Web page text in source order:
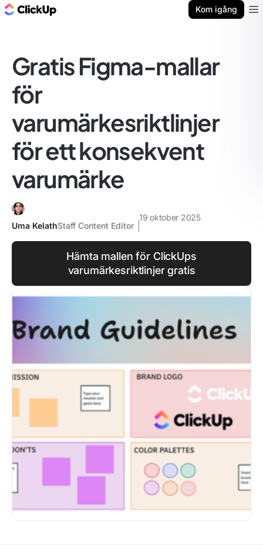
Kom igång
Gratis Figma-mallar
för
varumärkesriktlinjer
för ett konsekvent
varumärke
Uma KelathStaff Content Editor
19 oktober 2025
Hämta mallen för ClickUps
varumärkesriktlinjer gratis